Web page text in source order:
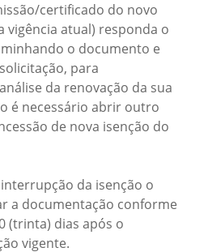
certificado do novo
atual) responda o
o documento e
para
da renovação da sua
é necessário abrir outro
de nova isenção do
da isenção o
a documentação conforme
(trinta) dias após o
vigente.